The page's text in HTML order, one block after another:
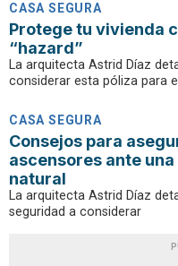
CASA SEGURA
Protege tu vivienda
“hazard”
La arquitecta Astrid Díaz
considerar esta póliza para
CASA SEGURA
Consejos para
ascensores ante una
natural
La arquitecta Astrid Díaz
seguridad a considerar